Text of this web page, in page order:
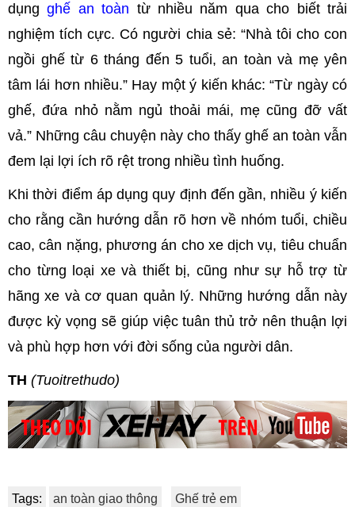
dụng ghế an toàn từ nhiều năm qua cho biết trải
nghiệm tích cực. Có người chia sẻ: “Nhà tôi cho con
ngồi ghế từ 6 tháng đến 5 tuổi, an toàn và mẹ yên
tâm lái hơn nhiều.” Hay một ý kiến khác: “Từ ngày có
ghế, đứa nhỏ nằm ngủ thoải mái, mẹ cũng đỡ vất
vả.” Những câu chuyện này cho thấy ghế an toàn vẫn
đem lại lợi ích rõ rệt trong nhiều tình huống.
Khi thời điểm áp dụng quy định đến gần, nhiều ý kiến
cho rằng cần hướng dẫn rõ hơn về nhóm tuổi, chiều
cao, cân nặng, phương án cho xe dịch vụ, tiêu chuẩn
cho từng loại xe và thiết bị, cũng như sự hỗ trợ từ
hãng xe và cơ quan quản lý. Những hướng dẫn này
được kỳ vọng sẽ giúp việc tuân thủ trở nên thuận lợi
và phù hợp hơn với đời sống của người dân.
TH (Tuoitrethudo)
Tags: an toàn giao thông Ghế trẻ em